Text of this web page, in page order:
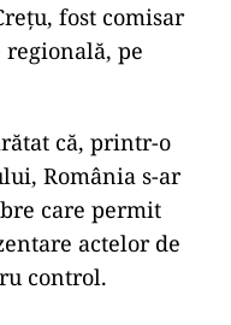
fost comisar
pe
că, printr-o
România s-ar
care permit
actelor de
control.